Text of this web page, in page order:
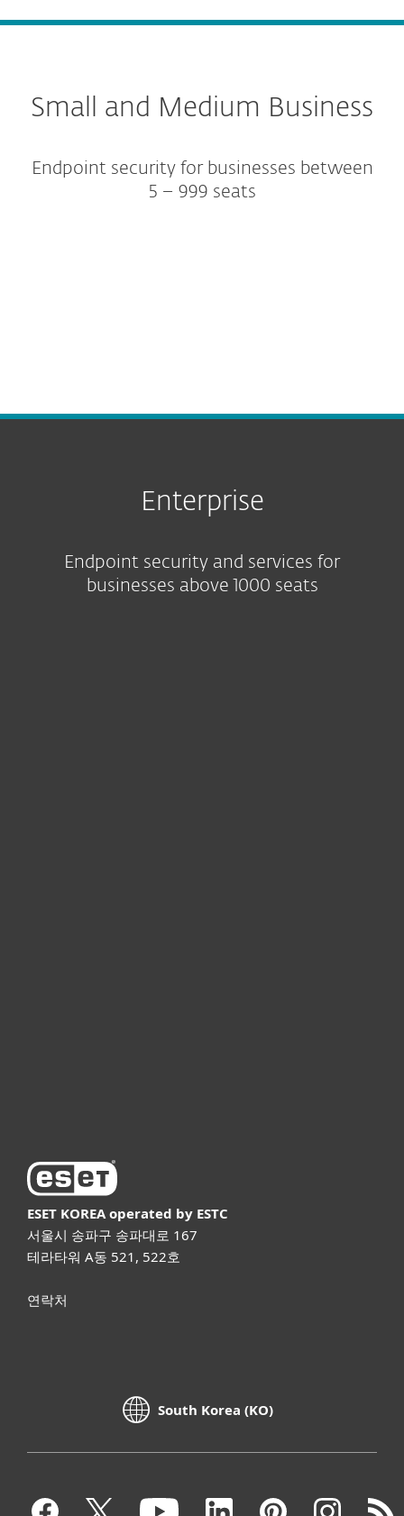
Small and Medium Business
Endpoint security for businesses between
5 – 999 seats
Enterprise
Endpoint security and services for
businesses above 1000 seats
ESET KOREA operated by ESTC
서울시 송파구 송파대로 167
테라타워 A동 521, 522호
연락처
South Korea (KO)